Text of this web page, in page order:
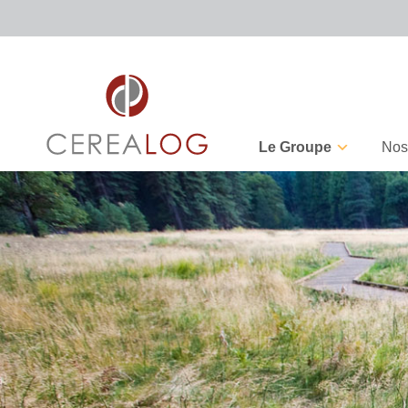
Le Groupe
CEREALOG, Partenaire de
l’année 2025 par Quadient
23 mars 2026
Facturation électronique :
êtes-
17 juin